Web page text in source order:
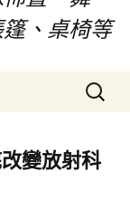
、桌椅等
搜
尋
鍵
字:
變放射科